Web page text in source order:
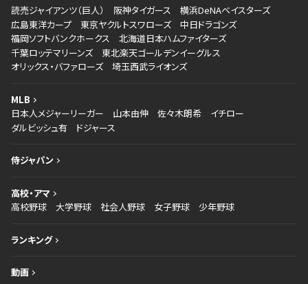
読売ジャイアンツ（巨人）
阪神タイガース
横浜DeNAベイスターズ
広島東洋カープ
東京ヤクルトスワローズ
中日ドラゴンズ
福岡ソフトバンクホークス
北海道日本ハムファイターズ
千葉ロッテマリーンズ
東北楽天ゴールデンイーグルス
オリックス・バファローズ
埼玉西武ライオンズ
MLB
日本人メジャーリーガー
山本由伸 佐々木朗希
イチロー
ダルビッシュ有
ドジャース
侍ジャパン
高校・アマ
高校野球
大学野球 社会人野球 女子野球 少年野球
ランキング
動画